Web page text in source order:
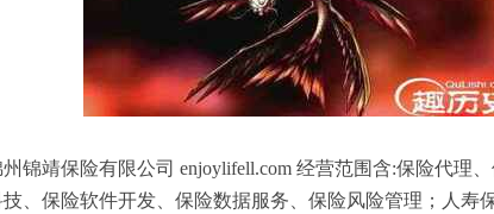
锦靖保险有限公司 enjoylifell.com 经营范围含:保险代理
、保险软件开发、保险数据服务、保险风险管理；人寿